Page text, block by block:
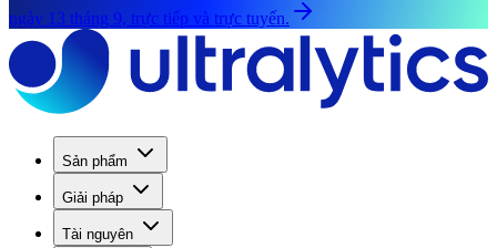
ngày 13 tháng 9, trực tiếp và trực tuyến.
Sản phẩm
Giải pháp
Tài nguyên